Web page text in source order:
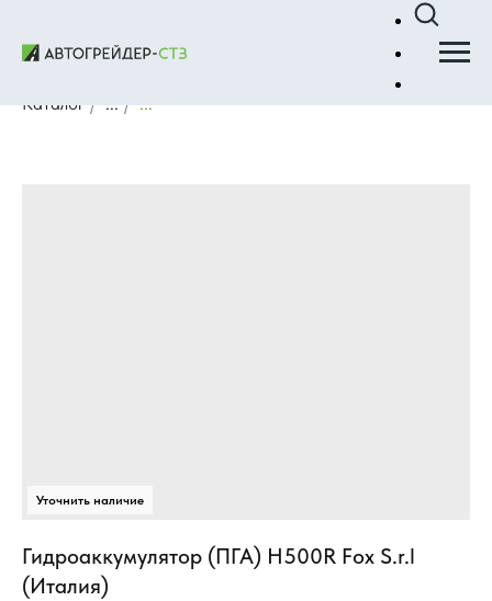
Каталог / ... / ...
Гидроаккумулятор (ПГА) H500R Fox S.r.l
(Италия)